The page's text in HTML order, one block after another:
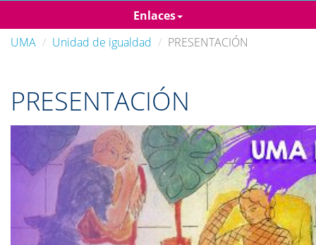
Enlaces
UMA
Unidad de igualdad PRESENTACIÓN
PRESENTACIÓN